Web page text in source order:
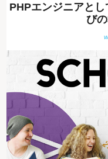
PHPエンジニアと
び